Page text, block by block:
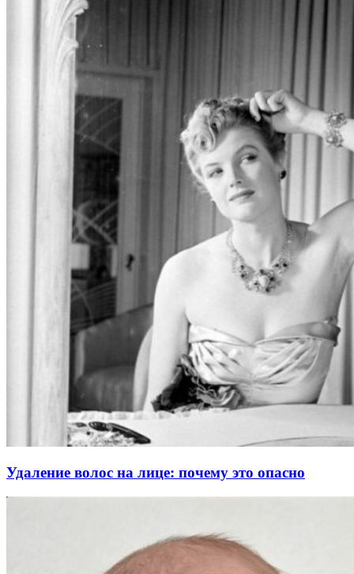
Удаление волос на лице: почему это опасно